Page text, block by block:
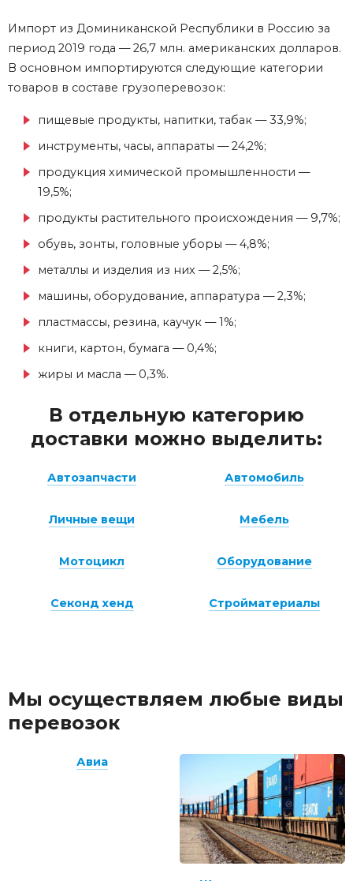
Мы осуществляем любые виды
перевозок
Авиа
Импорт из Доминиканской Республики в Россию за
период 2019 года — 26,7 млн. американских долларов.
В основном импортируются следующие категории
товаров в составе грузоперевозок:
пищевые продукты, напитки, табак — 33,9%;
инструменты, часы, аппараты — 24,2%;
продукция химической промышленности —
19,5%;
продукты растительного происхождения — 9,7%;
обувь, зонты, головные уборы — 4,8%;
металлы и изделия из них — 2,5%;
машины, оборудование, аппаратура — 2,3%;
пластмассы, резина, каучук — 1%;
книги, картон, бумага — 0,4%;
жиры и масла — 0,3%.
В отдельную категорию
доставки можно выделить:
Автозапчасти Автомобиль
Личные вещи Мебель
Мотоцикл Оборудование
Секонд хенд Стройматериалы